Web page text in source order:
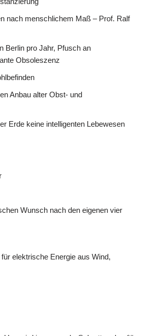
nach menschlichem Maß – Prof. Ralf
Berlin pro Jahr, Pfusch an
Obsoleszenz
Anbau alter Obst- und
Erde keine intelligenten Lebewesen
Wunsch nach den eigenen vier
elektrische Energie aus Wind,